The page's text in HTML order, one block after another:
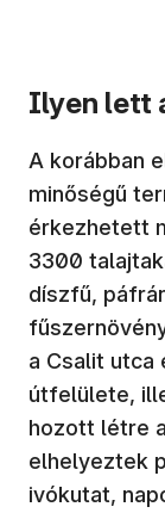
Ilyen lett
A korábban
minőségű
érkezhetett
3300
díszfű,
a Csalit utca
útfelülete,
hozott létre
elhelyeztek
ivókutat,